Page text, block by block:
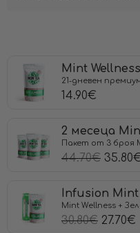
Mint
21-дневен
14.90€
2 месеца
Пакет от 3 броя
44.70€ 35.80
Infusion
Mint Wellness +
30.80€ 27.70€